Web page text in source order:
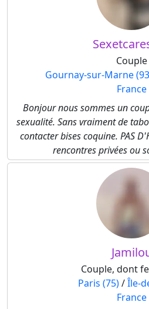
Couple
Gournay-sur-Marne
France
Bonjour nous sommes un
sexualité. Sans vraiment de
contacter bises coquine. PAS
rencontres privées ou
Couple, dont
Paris (75)/Île-
France